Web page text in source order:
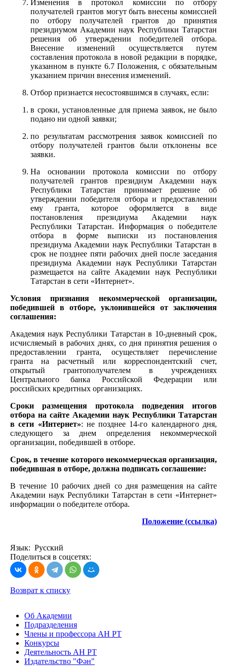
Изменения в протокол комиссии по отбору
получателей грантов могут быть внесены комиссией
по отбору получателей грантов до принятия
президиумом Академии наук Республики Татарстан
решения об утверждении победителей отбора.
Внесение изменений осуществляется путем
составления протокола в новой редакции в порядке,
указанном в пункте 6.7 Положения, с обязательным
указанием причин внесения изменений.
Отбор признается несостоявшимся в случаях, если:
в сроки, установленные для приема заявок, не было
подано ни одной заявки;
по результатам рассмотрения заявок комиссией по
отбору получателей грантов были отклонены все
заявки.
На основании протокола комиссии по отбору
получателей грантов президиум Академии наук
Республики Татарстан принимает решение об
утверждении победителя отбора и предоставлении
ему гранта, которое оформляется в виде
постановления президиума Академии наук
Республики Татарстан. Информация о победителе
отбора в форме выписки из постановления
президиума Академии наук Республики Татарстан в
срок не позднее пяти рабочих дней после заседания
президиума Академии наук Республики Татарстан
размещается на сайте Академии наук Республики
Татарстан в сети «Интернет».
Условия признания некоммерческой организации,
победившей в отборе, уклонившейся от заключения
соглашения:
Академия наук Республики Татарстан в 10-дневный срок,
исчисляемый в рабочих днях, со дня принятия решения о
предоставлении гранта, осуществляет перечисление
гранта на расчетный или корреспондентский счет,
открытый грантополучателем в учреждениях
Центрального банка Российской Федерации или
российских кредитных организациях.
Сроки размещения протокола подведения итогов
отбора на сайте Академии наук Республики Татарстан
в сети «Интернет»: не позднее 14-го календарного дня,
следующего за днем определения некоммерческой
организации, победившей в отборе.
Срок, в течение которого некоммерческая организация,
победившая в отборе, должна подписать соглашение:
В течение 10 рабочих дней со дня размещения на сайте
Академии наук Республики Татарстан в сети «Интернет»
информации о победителе отбора.
Положение (ссылка)
Язык: Русский
Поделиться в соцсетях:
Возврат к списку
Об Академии
Подразделения
Члены и профессора АН РТ
Конкурсы
Деятельность АН РТ
Издательство "Фән"